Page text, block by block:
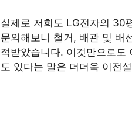
실제로 저희도 LG전자의 30
문의해보니 철거, 배관 및 배
적받았습니다. 이것만으로도
도 있다는 말은 더더욱 이전